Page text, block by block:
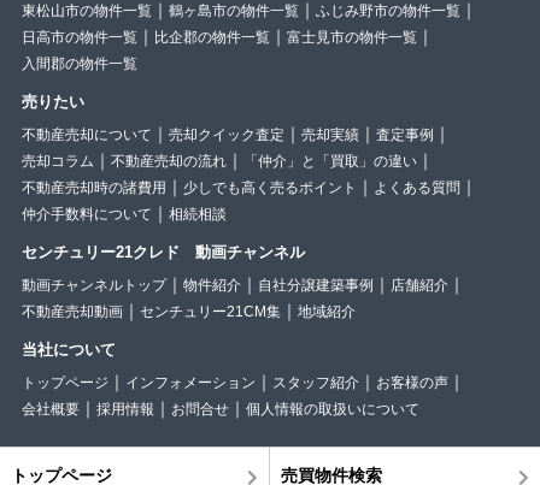
東松山市の物件一覧
鶴ヶ島市の物件一覧
ふじみ野市の物件一覧
日高市の物件一覧
比企郡の物件一覧
富士見市の物件一覧
入間郡の物件一覧
売りたい
不動産売却について 売却クイック査定 売却実績
査定事例
売却コラム
不動産売却の流れ
「仲介」と「買取」の違い
不動産売却時の諸費用
少しでも高く売るポイント
よくある質問
仲介手数料について
相続相談
センチュリー21クレド 動画チャンネル
動画チャンネルトップ 物件紹介 自社分譲建築事例
店舗紹介
不動産売却動画
センチュリー21CM集 地域紹介
当社について
トップページ インフォメーション スタッフ紹介
お客様の声
会社概要
採用情報 お問合せ 個人情報の取扱いについて
トップページ 売買物件検索